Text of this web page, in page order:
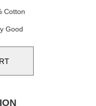
Cotton
Good